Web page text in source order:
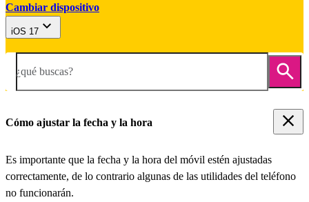
Cambiar dispositivo
iOS 17
¿qué buscas?
Cómo ajustar la fecha y la hora
Es importante que la fecha y la hora del móvil estén ajustadas
correctamente, de lo contrario algunas de las utilidades del teléfono
no funcionarán.